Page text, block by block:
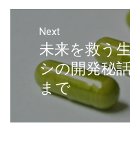
Next
未来を救う
シの開発秘
まで